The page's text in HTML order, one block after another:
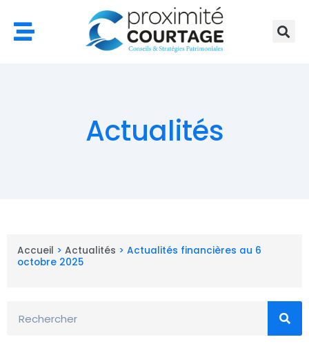
contenu
Actualités
Accueil > Actualités > Actualités financières au 6
octobre 2025